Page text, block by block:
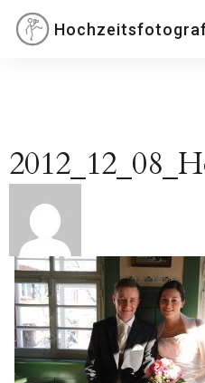
Inhalte
überspringen